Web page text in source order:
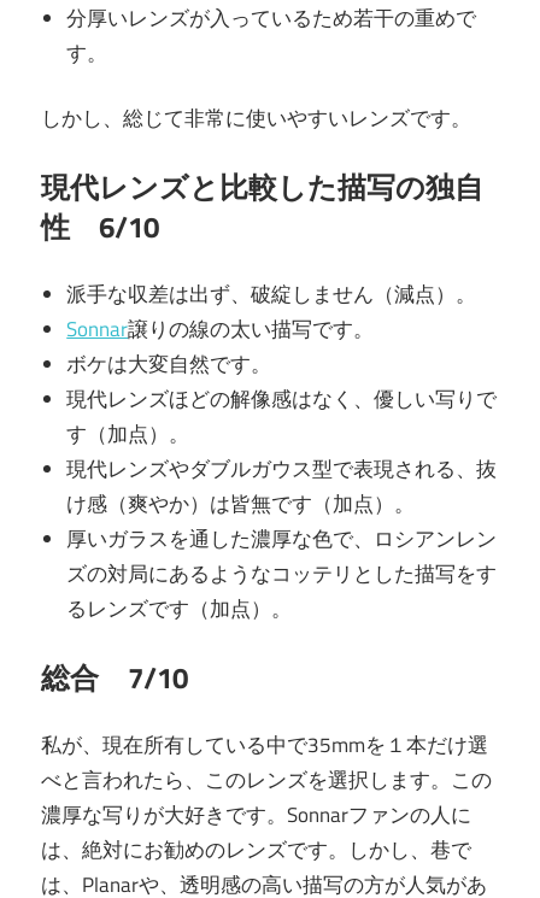
分厚いレンズが入っているため若干の重めで
す。
しかし、総じて非常に使いやすいレンズです。
現代レンズと比較した描写の独自
性 6/10
派手な収差は出ず、破綻しません（減点）。
Sonnar譲りの線の太い描写です。
ボケは大変自然です。
現代レンズほどの解像感はなく、優しい写りで
す（加点）。
現代レンズやダブルガウス型で表現される、抜
け感（爽やか）は皆無です（加点）。
厚いガラスを通した濃厚な色で、ロシアンレン
ズの対局にあるようなコッテリとした描写をす
るレンズです（加点）。
総合 7/10
私が、現在所有している中で35mmを１本だけ選
べと言われたら、このレンズを選択します。この
濃厚な写りが大好きです。Sonnarファンの人に
は、絶対にお勧めのレンズです。しかし、巷で
は、Planarや、透明感の高い描写の方が人気があ